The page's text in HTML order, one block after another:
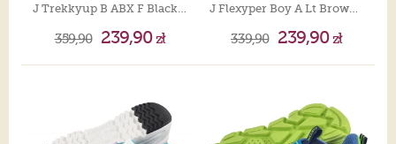
359,90 239,90zł
J Flexyper Boy A Lt Brown J569BA 0ME32 C6002
339,90 239,90zł